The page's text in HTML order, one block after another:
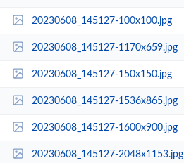
20230608_145127-100x100.jpg
20230608_145127-1170x659.jpg
20230608_145127-150x150.jpg
20230608_145127-1536x865.jpg
20230608_145127-1600x900.jpg
20230608_145127-2048x1153.jpg